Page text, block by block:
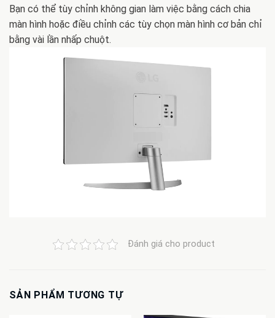
Bạn có thể tùy chỉnh không gian làm việc bằng cách chia
màn hình hoặc điều chỉnh các tùy chọn màn hình cơ bản chỉ
bằng vài lần nhấp chuột.
Đánh giá cho product
SẢN PHẨM TƯƠNG TỰ